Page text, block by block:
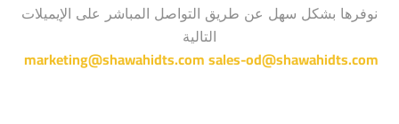
نوفرها بشكل سهل عن طريق التواصل المباشر على الإيميلات
التالية
marketing@shawahidts.comsales-od@shawahidts.com